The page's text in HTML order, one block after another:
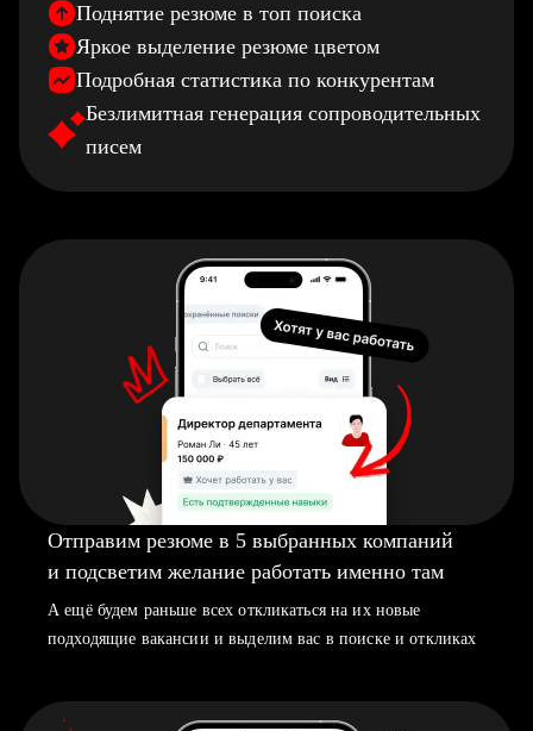
Поднятие резюме в топ поиска
Яркое выделение резюме цветом
Подробная статистика по конкурентам
Безлимитная генерация сопроводительных
писем
Отправим резюме в 5 выбранных компаний
и подсветим желание работать именно там
А ещё будем раньше всех откликаться на их новые
подходящие вакансии и выделим вас в поиске и откликах